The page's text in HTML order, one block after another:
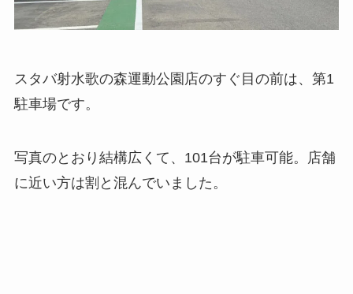
スタバ射水歌の森運動公園店のすぐ目の前は、第1
駐車場です。
写真のとおり結構広くて、101台が駐車可能。店舗
に近い方は割と混んでいました。